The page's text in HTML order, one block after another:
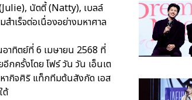
นัตตี้ (Natty), เบลล์
ำเร็จต่อเนื่องอย่างมหาศาล
อาทิตย์ที่ 6 เมษายน 2568 ที่
ครั้งโดย โฟร์ วัน วัน เอ็นเต
ากิจศิริ แท็กทีมต้นสังกัด เอส
ต้